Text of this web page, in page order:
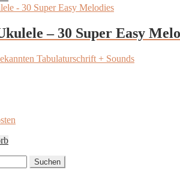
– 30 Super Easy
Tabulaturschrift + Sounds
Suchen